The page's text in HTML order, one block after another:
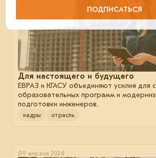
Для настоящего и будущего
ЕВРАЗ и КГАСУ объединяют усилия для
образовательных программ и
подготовки инженеров.
кадры отрасль
09 апреля 2024
ПОДПИСАТЬСЯ